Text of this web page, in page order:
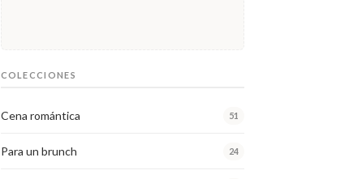
COLECCIONES
Cena romántica 51
Para un brunch 24